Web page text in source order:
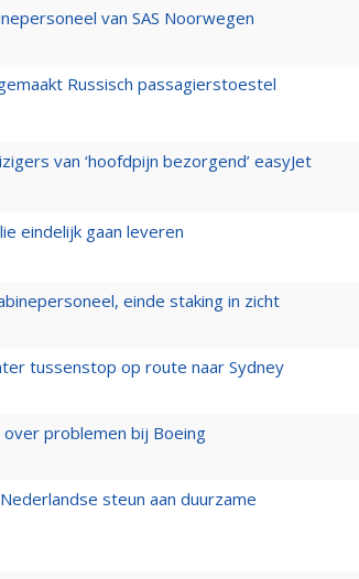
van SAS Noorwegen
Russisch passagierstoestel
van ‘hoofdpijn bezorgend’ easyJet
eindelijk gaan leveren
einde staking in zicht
tussenstop op route naar Sydney
problemen bij Boeing
steun aan duurzame